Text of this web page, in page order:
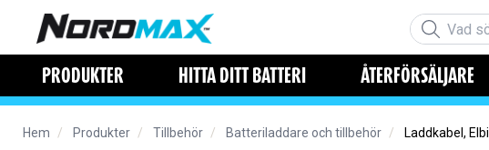
PRODUKTER HITTA DITT BATTERI ÅTERFÖRSÄLJARE
Hem Produkter Tillbehör Batteriladdare och tillbehör Laddkabel, Elbil